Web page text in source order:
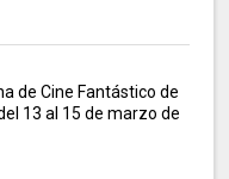
de Cine Fantástico de
13 al 15 de marzo de